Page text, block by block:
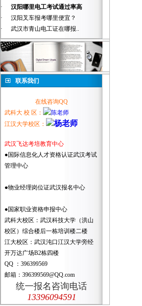
·
汉阳哪里电工考试通过率高
·
汉阳叉车报考哪里便宜？
·
武汉市青山电工证在哪报..
联系我们
在线咨询QQ
武科大 校 区：
江汉大学校区：
武汉飞达考培教育中心
●国际信息化人才资格认证武汉考试
管理中心
●物业经理岗位证武汉报名中心
●国家职业资格申报中心
武科大校区：武汉科技大学（洪山
校区）综合楼后一栋培训楼二楼
江大校区：武汉沌口江汉大学旁经
开万达广场B2栋四楼
QQ ：396399569
邮箱：396399569@QQ.com
统一报名咨询电话
13396094591